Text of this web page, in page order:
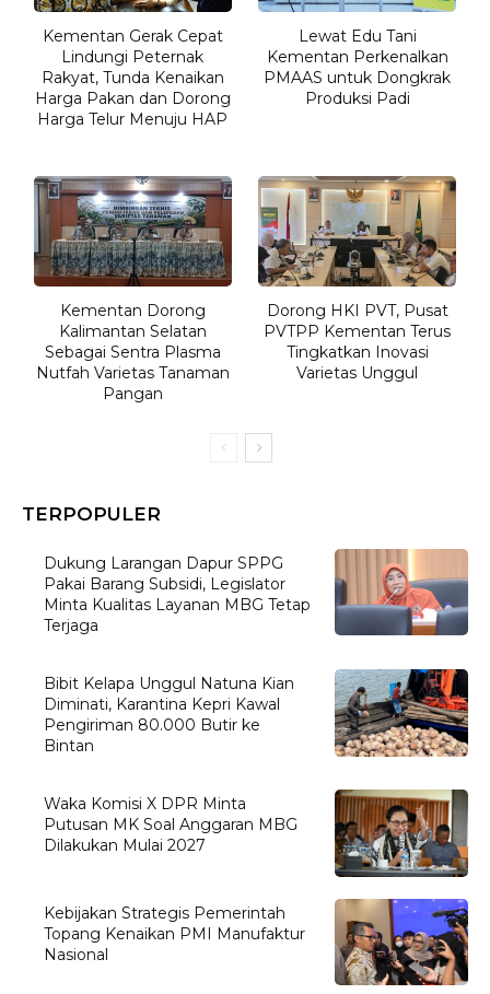
Kementan Gerak Cepat
Lindungi Peternak
Rakyat, Tunda Kenaikan
Harga Pakan dan Dorong
Harga Telur Menuju HAP
Lewat Edu Tani
Kementan Perkenalkan
PMAAS untuk Dongkrak
Produksi Padi
Kementan Dorong
Kalimantan Selatan
Sebagai Sentra Plasma
Nutfah Varietas Tanaman
Pangan
Dorong HKI PVT, Pusat
PVTPP Kementan Terus
Tingkatkan Inovasi
Varietas Unggul
TERPOPULER
Dukung Larangan Dapur SPPG
Pakai Barang Subsidi, Legislator
Minta Kualitas Layanan MBG Tetap
Terjaga
Bibit Kelapa Unggul Natuna Kian
Diminati, Karantina Kepri Kawal
Pengiriman 80.000 Butir ke
Bintan
Waka Komisi X DPR Minta
Putusan MK Soal Anggaran MBG
Dilakukan Mulai 2027
Kebijakan Strategis Pemerintah
Topang Kenaikan PMI Manufaktur
Nasional